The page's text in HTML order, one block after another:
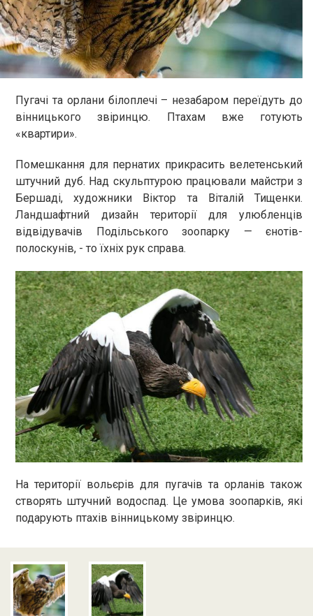
Пугачі та орлани білоплечі – незабаром переїдуть до
вінницького звіринцю. Птахам вже готують
«квартири».
Помешкання для пернатих прикрасить велетенський
штучний дуб. Над скульптурою працювали майстри з
Бершаді, художники Віктор та Віталій Тищенки.
Ландшафтний дизайн території для улюбленців
відвідувачів Подільського зоопарку — єнотів-
полоскунів, - то їхніх рук справа.
На території вольєрів для пугачів та орланів також
створять штучний водоспад. Це умова зоопарків, які
подарують птахів вінницькому звіринцю.